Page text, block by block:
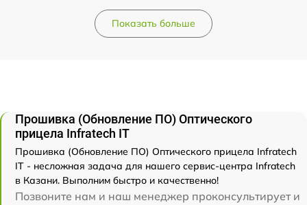
Показать больше
Прошивка (Обновление ПО) Оптического
прицела Infratech IT
Прошивка (Обновление ПО) Оптического прицела Infratech
IT - несложная задача для нашего сервис-центра Infratech
в Казани. Выполним быстро и качественно!
Позвоните нам и наш менеджер проконсультирует и